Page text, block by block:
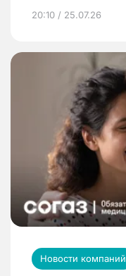
20:10 / 25.07.26
Новости компаний